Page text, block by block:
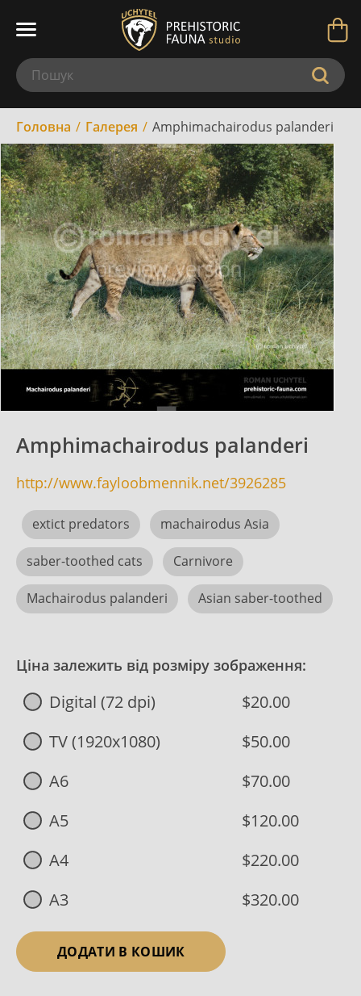
Головна Галерея Amphimachairodus palanderi
Amphimachairodus palanderi
http://www.fayloobmennik.net/3926285
extict predators machairodus Asia
saber-toothed cats Carnivore
Machairodus palanderi Asian saber-toothed
Ціна залежить від розміру зображення:
Digital (72 dpi)
$20.00
TV (1920x1080)
$50.00
A6
$70.00
A5
$120.00
A4
$220.00
A3
$320.00
ДОДАТИ В КОШИК